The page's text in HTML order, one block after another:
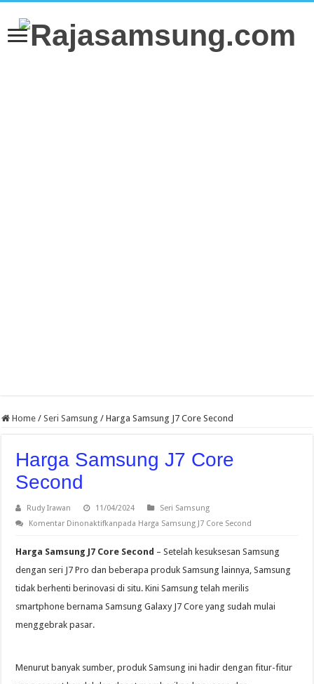
Home / Seri Samsung / Harga Samsung J7 Core Second
Harga Samsung J7 Core
Second
Rudy Irawan 11/04/2024
Seri Samsung
Komentar Dinonaktifkanpada Harga Samsung J7 Core Second
Harga Samsung J7 Core Second – Setelah kesuksesan Samsung
dengan seri J7 Pro dan beberapa produk Samsung lainnya, Samsung
tidak berhenti berinovasi di situ. Kini Samsung telah merilis
smartphone bernama Samsung Galaxy J7 Core yang sudah mulai
menggebrak pasar.
Menurut banyak sumber, produk Samsung ini hadir dengan fitur-fitur